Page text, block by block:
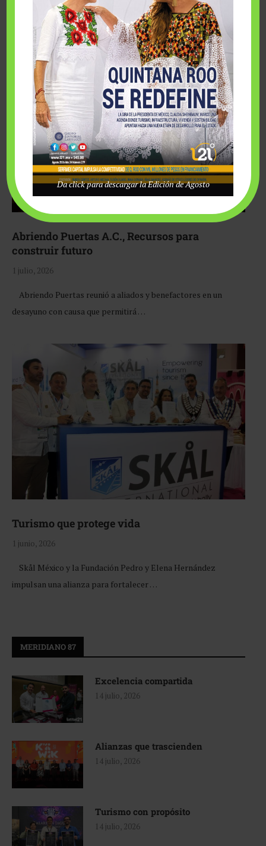
Fairmont Mayakoba y Make-A-Wish México unieron
esfuerzos para hacer realidad el deseo de una …
Abriendo Puertas A.C., Recursos para
construir futuro
1 julio, 2026
Abriendo Puertas reunió a aliados y benefactores en un
desayuno con causa que permitirá …
Turismo que protege vida
1 junio, 2026
Skål México y la Fundación Pedro y Elena Hernández
impulsan una alianza para fortalecer …
MERIDIANO 87
Excelencia compartida
14 julio, 2026
Alianzas que trascienden
14 julio, 2026
Turismo con propósito
14 julio, 2026
Da click para descargar la Edición de Agosto